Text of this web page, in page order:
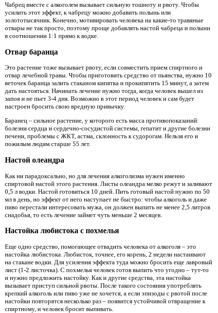
Чабрец вместе с алкоголем вызывает сильную тошноту и рвоту. Чтобы
усилить этот эффект, к чабрецу можно добавить полынь или
золототысячник. Конечно, мотивировать человека на какие-то травяные
отвары не так просто, поэтому проще добавлять настой чабреца и полыни
в соотношении 1:1 прямо к водке.
Отвар баранца
Это растение тоже вызывает рвоту, если совместить прием спиртного и
отвар лечебной травы. Чтобы приготовить средство от пьянства, нужно 10
веточек баранца залить стаканом кипятка и прокипятить 15 минут, а затем
дать настояться. Начинать лечение нужно тогда, когда человек вышел из
запоя и не пьет 3-4 дня. Возможно в этот период человек и сам будет
настроен бросить свою вредную привычку.
Баранец – сильное растение, у которого есть масса противопоказаний:
болезни сердца и сердечно-сосудистой системы, гепатит и другие болезни
печени, проблемы с ЖКТ, астма, склонность к судорогам. Нельзя его и
пожилым людям старше 55 лет.
Настой олеандра
Как ни парадоксально, но для лечения алкоголизма нужен именно
спиртовой настой этого растения. Листы олеандра мелко режут и заливают
0,5 л водки. Настой готовиться 10 дней. Пить готовый настой нужно по 50
мл в день, но эффект от него наступает не быстро: чтобы алкоголь и даже
пиво перестали интересовать мужа, он должен выпить не менее 2,5 литров
снадобья, то есть лечение займет чуть меньше 2 месяцев.
Настойка любистока с похмелья
Еще одно средство, помогающее отвадить человека от алкоголя – это
настойка любистока. Любисток, точнее, его корень, 2 недели настаивают
на стакане водки. Для усиления эффекта туда можно бросить еще лавровый
лист (1-2 листочка). С похмелья человек готов выпить что угодно – тут-то
и нужно предложить настойку. Как и другие средства, эта настойка
вызывает приступ сильной рвоты. После такого состояния употреблять
крепкий алкоголь или пиво уже не хочется, а если эпизоды с рвотой после
настойки повторятся несколько раз – появится устойчивой отвращение к
спиртному, и человек бросит выпивать.